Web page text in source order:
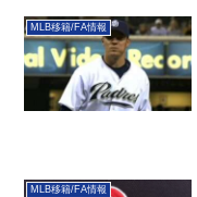
MLB移籍/FA情報
MLB移籍/FA情報